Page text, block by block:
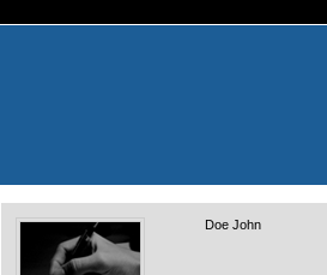
Doe John